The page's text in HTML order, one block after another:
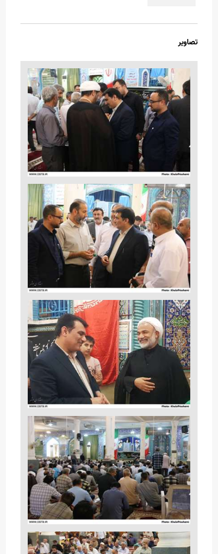
تصاویر